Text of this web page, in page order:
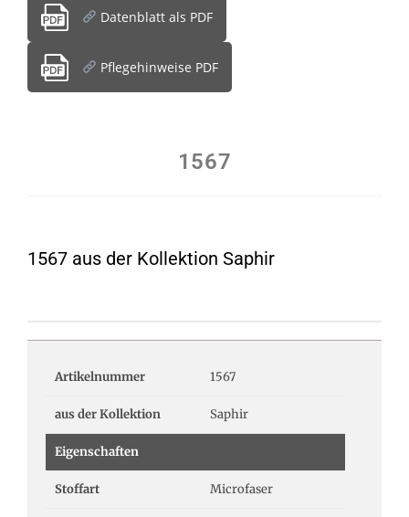
Datenblatt als PDF
Pflegehinweise PDF
1567
1567 aus der Kollektion Saphir
Artikelnummer 1567
aus der Kollektion Saphir
Eigenschaften
Stoffart Microfaser